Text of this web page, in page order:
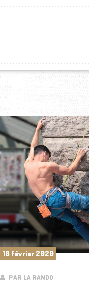
18 février 2020
PAR LA RANDO